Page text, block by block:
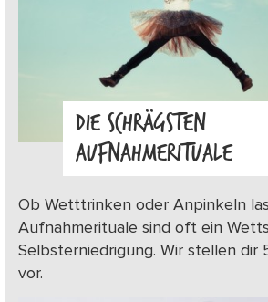
DIE SCHRÄGSTEN
AUFNAHMERITUALE
Ob Wetttrinken oder Anpinkeln
Aufnahmerituale sind oft ein
Selbsterniedrigung. Wir stellen dir
vor.